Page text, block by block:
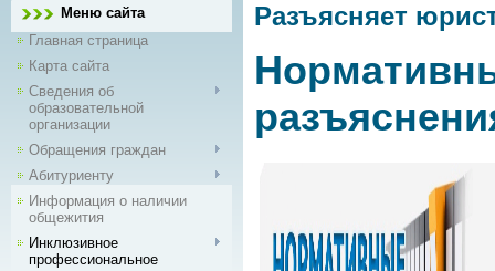
Меню сайта
Главная страница
Карта сайта
Сведения об
образовательной
организации
Обращения граждан
Абитуриенту
Информация о наличии
общежития
Инклюзивное
профессиональное
Разъясняет